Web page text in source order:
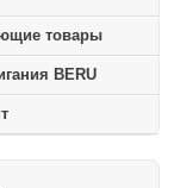
товары
BERU